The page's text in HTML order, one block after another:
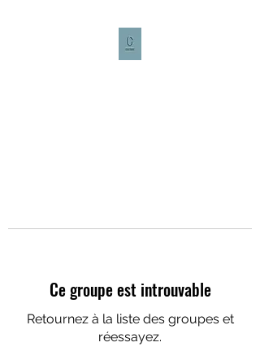
Ce groupe est introuvable
Retournez à la liste des groupes et
réessayez.